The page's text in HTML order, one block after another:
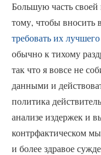
Большую часть
тому, чтобы вносить
требовать их
обычно к тихому
так что я вовсе не
данными и
политика
анализе издержек и
контрфактическом
и более здравое